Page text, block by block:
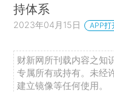
持体系
2023年04月15日 APP打
财新网所刊载内容之知
专属所有或持有。未经
建立镜像等任何使用。